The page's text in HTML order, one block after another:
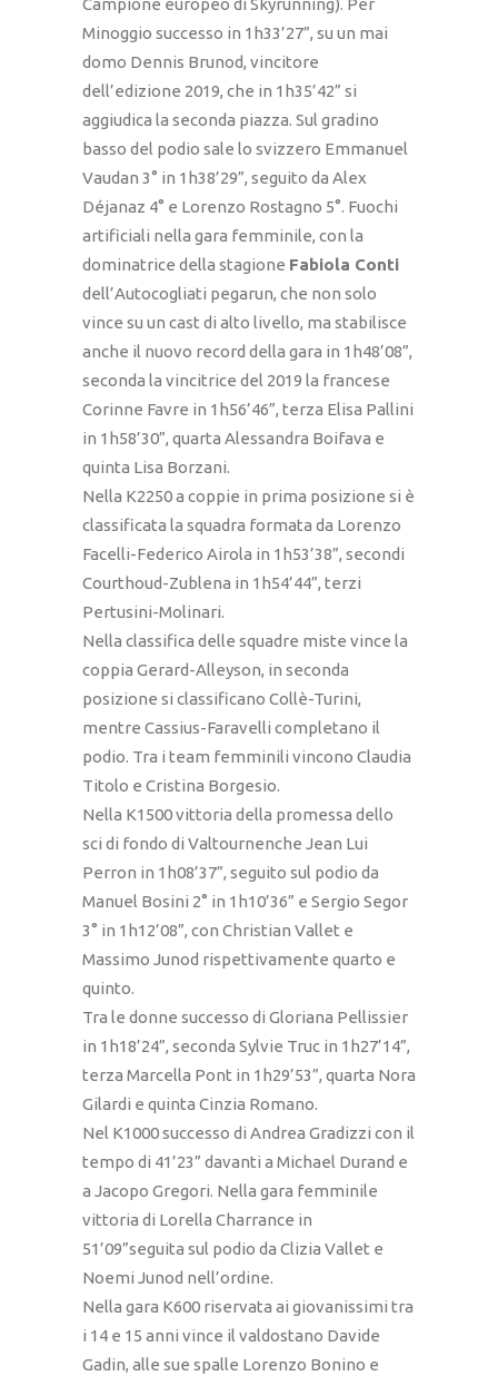
Campione europeo di Skyrunning). Per
Minoggio successo in 1h33’27”, su un mai
domo Dennis Brunod, vincitore
dell’edizione 2019, che in 1h35’42” si
aggiudica la seconda piazza. Sul gradino
basso del podio sale lo svizzero Emmanuel
Vaudan 3° in 1h38’29”, seguito da Alex
Déjanaz 4° e Lorenzo Rostagno 5°. Fuochi
artificiali nella gara femminile, con la
dominatrice della stagione Fabiola Conti
dell’Autocogliati pegarun, che non solo
vince su un cast di alto livello, ma stabilisce
anche il nuovo record della gara in 1h48’08”,
seconda la vincitrice del 2019 la francese
Corinne Favre in 1h56’46”, terza Elisa Pallini
in 1h58’30”, quarta Alessandra Boifava e
quinta Lisa Borzani.
Nella K2250 a coppie in prima posizione si è
classificata la squadra formata da Lorenzo
Facelli-Federico Airola in 1h53’38”, secondi
Courthoud-Zublena in 1h54’44”, terzi
Pertusini-Molinari.
Nella classifica delle squadre miste vince la
coppia Gerard-Alleyson, in seconda
posizione si classificano Collè-Turini,
mentre Cassius-Faravelli completano il
podio. Tra i team femminili vincono Claudia
Titolo e Cristina Borgesio.
Nella K1500 vittoria della promessa dello
sci di fondo di Valtournenche Jean Lui
Perron in 1h08’37”, seguito sul podio da
Manuel Bosini 2° in 1h10’36” e Sergio Segor
3° in 1h12’08”, con Christian Vallet e
Massimo Junod rispettivamente quarto e
quinto.
Tra le donne successo di Gloriana Pellissier
in 1h18’24”, seconda Sylvie Truc in 1h27’14”,
terza Marcella Pont in 1h29’53”, quarta Nora
Gilardi e quinta Cinzia Romano.
Nel K1000 successo di Andrea Gradizzi con il
tempo di 41’23” davanti a Michael Durand e
a Jacopo Gregori. Nella gara femminile
vittoria di Lorella Charrance in
51’09”seguita sul podio da Clizia Vallet e
Noemi Junod nell’ordine.
Nella gara K600 riservata ai giovanissimi tra
i 14 e 15 anni vince il valdostano Davide
Gadin, alle sue spalle Lorenzo Bonino e